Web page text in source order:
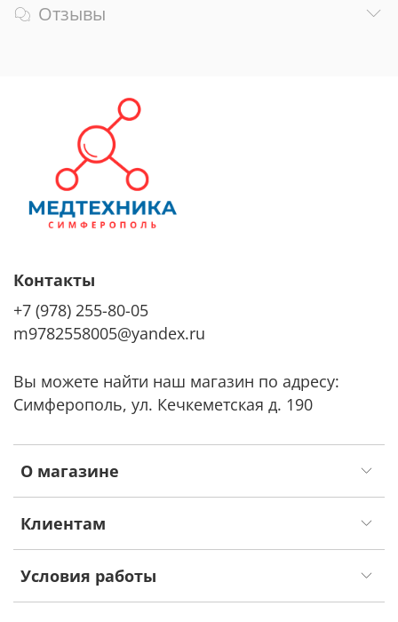
Отзывы
О магазине
Клиентам
Условия работы
Контакты
+7 (978) 255-80-05
m9782558005@yandex.ru
Вы можете найти наш магазин по адресу:
Симферополь, ул. Кечкеметская д. 190